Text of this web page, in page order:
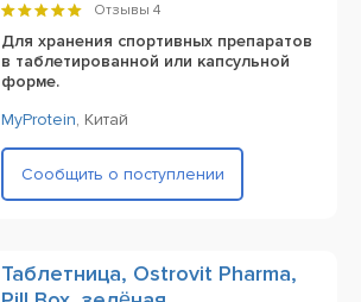
Отзывы 4
Для хранения спортивных препаратов
в таблетированной или капсульной
форме.
MyProtein, Китай
Сообщить о поступлении
Таблетница, Ostrovit Pharma,